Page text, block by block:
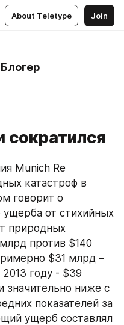
About Teletype Join
сократился
Munich Re
катастроф в
говорит о
от стихийных
природных
против $140
$31 млрд –
году - $39
ниже с
показателей за
ущерб составлял